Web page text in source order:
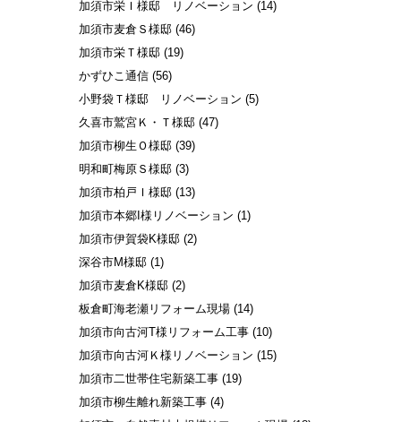
加須市栄Ｉ様邸 リノベーション (14)
加須市麦倉Ｓ様邸 (46)
加須市栄Ｔ様邸 (19)
かずひこ通信 (56)
小野袋Ｔ様邸 リノベーション (5)
久喜市鷲宮Ｋ・Ｔ様邸 (47)
加須市柳生Ｏ様邸 (39)
明和町梅原Ｓ様邸 (3)
加須市柏戸Ｉ様邸 (13)
加須市本郷I様リノベーション (1)
加須市伊賀袋K様邸 (2)
深谷市M様邸 (1)
加須市麦倉K様邸 (2)
板倉町海老瀬リフォーム現場 (14)
加須市向古河T様リフォーム工事 (10)
加須市向古河Ｋ様リノベーション (15)
加須市二世帯住宅新築工事 (19)
加須市柳生離れ新築工事 (4)